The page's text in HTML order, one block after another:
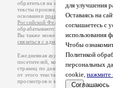
для улучшения
Оставаясь на
соглашаетесь с
использования
Чтобы
Политикой
персональных
cookie, нажмите
Соглашаюсь
обратиться на его авторской
тексты произведений авторы несут
основанииправил публикациии
Российской Федерации
обрабатываются на основании
Вы также можете посмотреть более
связаться с администрацией
Ежедневная аудитория портала
посетителей, которые в общей сумме
страниц по данным счетчика
от этого текста. В каждой графе
просмотров и количество посетителей.